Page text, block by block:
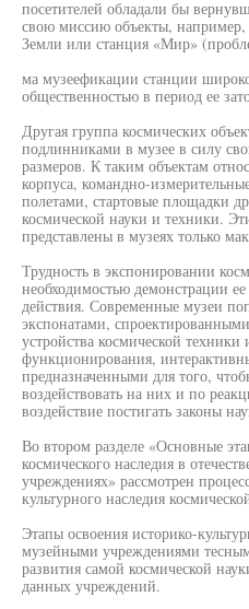
посетителей обладали бы
свою миссию объекты,
Земли или станция «Мир»
ма музеефикации станции
общественностью в период ее
Другая группа космических
подлинниками в музее в силу
размеров. К таким объектам
корпуса, командно-
полетами, стартовые площадки
космической науки и техники.
представлены в музеях только
Трудность в экспонировании
необходимостью демонстрации
действия. Современные музеи
экспонатами,
устройства космической
функционирования,
предназначенными для того,
воздействовать на них и по
воздействие постигать законы
Во втором разделе «Основные
космического наследия в
учреждениях» рассмотрен
культурного наследия
Этапы освоения историко-
музейными учреждениями
развития самой космической
данных учреждений.